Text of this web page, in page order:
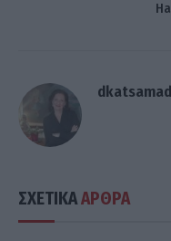
ΣΧΕΤΙΚΑΑΡΘΡΑ